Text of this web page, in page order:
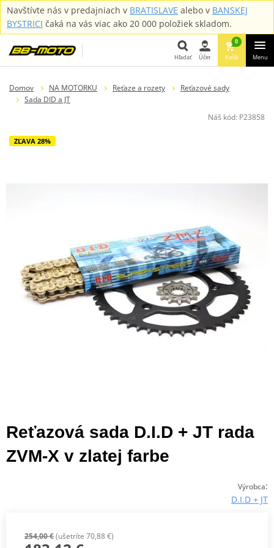
Navštívte nás v predajniach v BRATISLAVE alebo v BANSKEJ
BYSTRICI čaká na vás viac ako 20 000 položiek skladom.
Hľadať
Hľadať Účet
0
Košík Menu
Domov NA MOTORKU Reťaze a rozety
Reťazové sady
Sada DID a JT
Náš kód: P23858
ZĽAVA 28%
Reťazová sada D.I.D + JT rada
ZVM-X v zlatej farbe
Výrobca:
D.I.D + JT
254,00 €(ušetríte 70,88 €)